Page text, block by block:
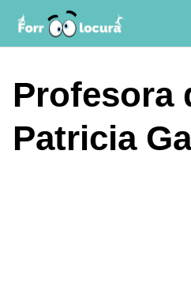
contenido
Profesora
Patricia